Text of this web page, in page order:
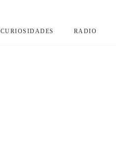
CURIOSIDADES RADIO